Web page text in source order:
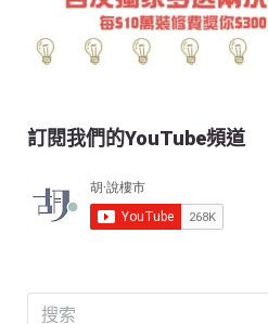
訂閱我們的YouTube頻道